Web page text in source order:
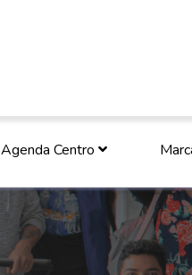
Agenda Centro